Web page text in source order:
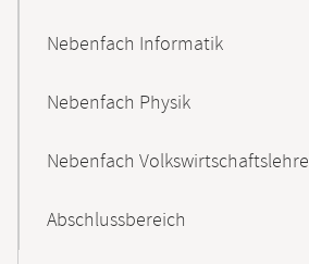
Nebenfach Informatik
Nebenfach Physik
Nebenfach Volkswirtschaftslehre
Abschlussbereich